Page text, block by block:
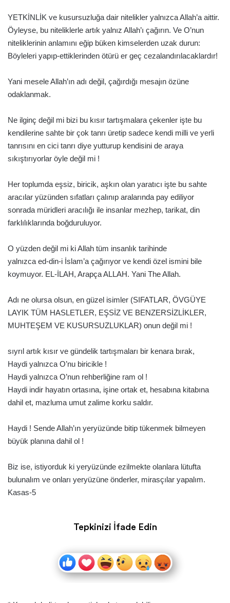
YETKİNLİK ve kusursuzluğa dair nitelikler yalnızca Allah’a aittir.
Öyleyse, bu niteliklerle artık yalnız Allah’ı çağırın. Ve O’nun
niteliklerinin anlamını eğip büken kimselerden uzak durun:
Böyleleri yapıp-ettiklerinden ötürü er geç cezalandırılacaklardır!
Yani mesele Allah’ın adı değil, çağırdığı mesajın özüne
odaklanmak.
Ne ilginç değil mi bizi bu kısır tartışmalara çekenler işte bu
kendilerine sahte bir çok tanrı üretip sadece kendi milli ve yerli
tanrısını en cici tanrı diye yutturup kendisini de araya
sıkıştırıyorlar öyle değil mi !
Her toplumda eşsiz, biricik, aşkın olan yaratıcı işte bu sahte
aracılar yüzünden sıfatları çalınıp aralarında pay ediliyor
sonrada müridleri aracılığı ile insanlar mezhep, tarikat, din
farklılıklarında boğduruluyor.
O yüzden değil mi ki Allah tüm insanlık tarihinde
yalnızca ed-din-i İslam’a çağırıyor ve kendi özel ismini bile
koymuyor. EL-İLAH, Arapça ALLAH. Yani The Allah.
Adı ne olursa olsun, en güzel isimler (SIFATLAR, ÖVGÜYE
LAYIK TÜM HASLETLER, EŞSİZ VE BENZERSİZLİKLER,
MUHTEŞEM VE KUSURSUZLUKLAR) onun değil mi !
sıyrıl artık kısır ve gündelik tartışmaları bir kenara bırak,
Haydi yalnızca O’nu biricikle !
Haydi yalnızca O’nun rehberliğine ram ol !
Haydi indir hayatın ortasına, işine ortak et, hesabına kitabına
dahil et, mazluma umut zalime korku saldır.
Haydi ! Sende Allah’ın yeryüzünde bitip tükenmek bilmeyen
büyük planına dahil ol !
Biz ise, istiyorduk ki yeryüzünde ezilmekte olanlara lütufta
bulunalım ve onları yeryüzüne önderler, mirasçılar yapalım.
Kasas-5
Tepkinizi İfade Edin